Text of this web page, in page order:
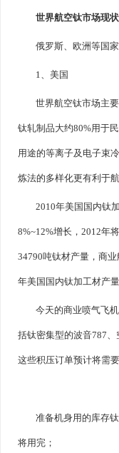
世界航空钛市场现状
俄罗斯、欧洲等国家
1、美国
世界航空钛市场主
钛轧制品大约80%用于
用途的等离子及电子束
炼法的多样化更有利于
2010年美国国内钛
8%~12%增长，2012年
34790吨钛材产量，商
年美国国内钛加工材产
今天的商业喷气飞
括钛密集型的波音787、
这些积压订单预计将需
准备机身用的库存
将用完；